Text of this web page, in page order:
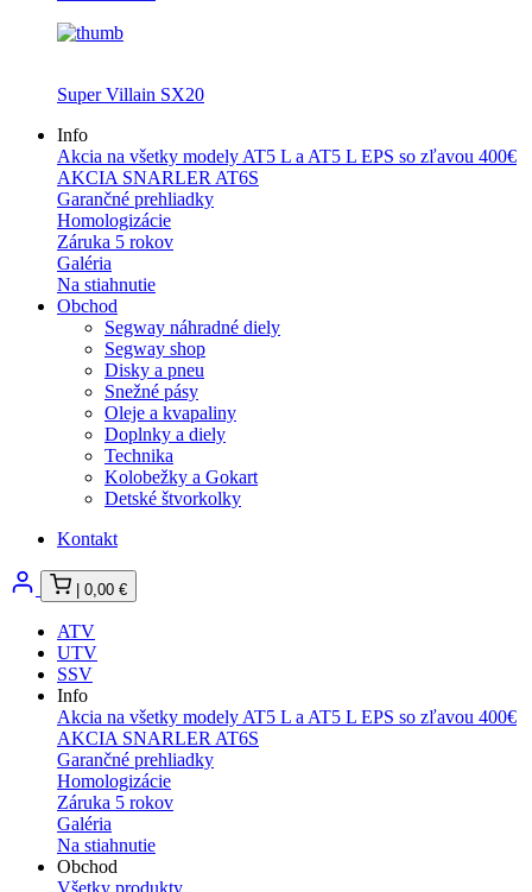
Super Villain SX20
Info
Akcia na všetky modely AT5 L a AT5 L EPS so zľavou 400€
AKCIA SNARLER AT6S
Garančné prehliadky
Homologizácie
Záruka 5 rokov
Galéria
Na stiahnutie
Obchod
Segway náhradné diely
Segway shop
Disky a pneu
Snežné pásy
Oleje a kvapaliny
Doplnky a diely
Technika
Kolobežky a Gokart
Detské štvorkolky
Kontakt
0,00 €
ATV
UTV
SSV
Info
Akcia na všetky modely AT5 L a AT5 L EPS so zľavou 400€
AKCIA SNARLER AT6S
Garančné prehliadky
Homologizácie
Záruka 5 rokov
Galéria
Na stiahnutie
Obchod
Všetky produkty